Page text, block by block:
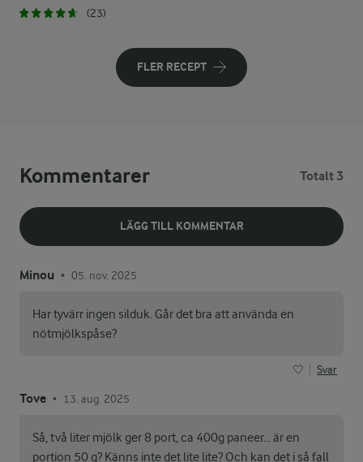
(23)
FLER RECEPT
Kommentarer Totalt 3
LÄGG TILL KOMMENTAR
Minou • 05. nov. 2025
Har tyvärr ingen silduk. Går det bra att använda en
nötmjölkspåse?
Svar
Tove • 13. aug. 2025
Så, två liter mjölk ger 8 port, ca 400g paneer… är en
portion 50 g? Känns inte det lite lite? Och kan det i så fall